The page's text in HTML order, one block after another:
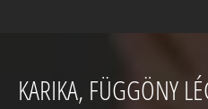
KARIKA, FÜGGÖNY